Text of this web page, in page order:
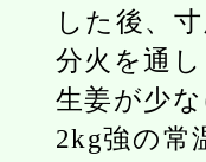
した後、
分火を通
生姜が少
2kg強の常